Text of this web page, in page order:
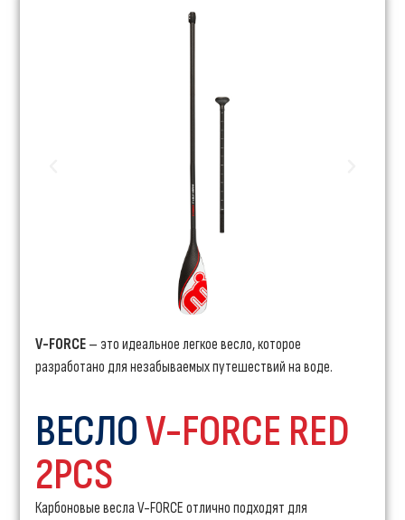
V-FORCE – это идеальное легкое весло, которое
разработано для незабываемых путешествий на воде.
ВЕСЛОV-FORCE RED
2PCS
Карбоновые весла V-FORCE отлично подходят для